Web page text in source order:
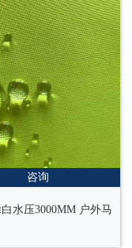
咨询
水压3000MM 户外马